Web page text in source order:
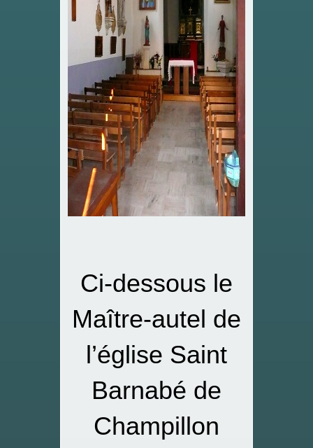
Ci-dessous le
Maître-autel de
l’église Saint
Barnabé de
Champillon